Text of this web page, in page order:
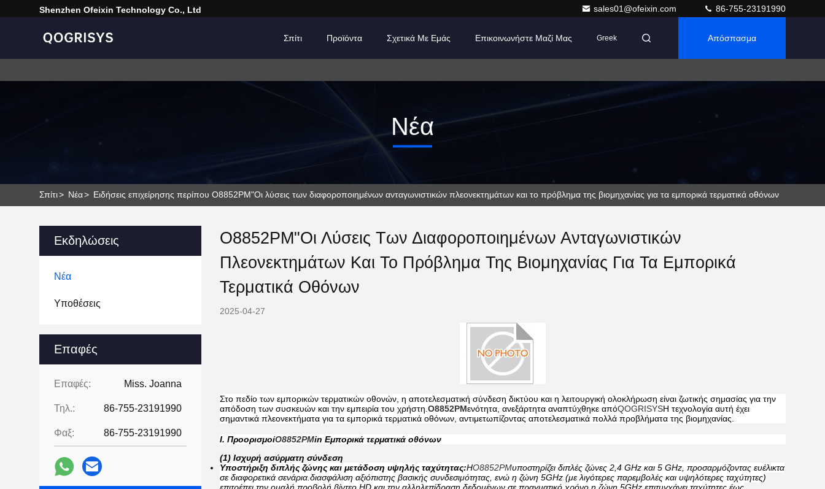
Shenzhen Ofeixin Technology Co., Ltd sales01@ofeixin.com 86-755-23191990
Σπίτι Προϊόντα Σχετικά Με Εμάς Επικοινωνήστε Μαζί Μας Greek Απόσπασμα
Νέα
Σπίτι> Νέα> Ειδήσεις επιχείρησης περίπου Ο8852PM"Οι λύσεις των διαφοροποιημένων ανταγωνιστικών πλεονεκτημάτων και το πρόβλημα της βιομηχανίας για τα εμπορικά τερματικά οθόνων
Εκδηλώσεις
Νέα
Υποθέσεις
Επαφές
Επαφές: Miss. Joanna
Τηλ.: 86-755-23191990
Φαξ: 86-755-23191990
Ο8852PM"Οι Λύσεις Των Διαφοροποιημένων Ανταγωνιστικών
Πλεονεκτημάτων Και Το Πρόβλημα Της Βιομηχανίας Για Τα Εμπορικά
Τερματικά Οθόνων
2025-04-27
Στο πεδίο των εμπορικών τερματικών οθονών, η αποτελεσματική σύνδεση δικτύου και η λειτουργική ολοκλήρωση είναι ζωτικής σημασίας για την
απόδοση των συσκευών και την εμπειρία του χρήστη. Ο8852PMενότητα, ανεξάρτητα αναπτύχθηκε απόQOGRISYSΗ τεχνολογία αυτή έχει
σημαντικά πλεονεκτήματα για τα εμπορικά τερματικά οθόνων, αντιμετωπίζοντας αποτελεσματικά πολλά προβλήματα της βιομηχανίας.
Ι. ΠροορισμοίΟ8852PMin Εμπορικά τερματικά οθόνων
(1) Ισχυρή ασύρματη σύνδεση
Υποστήριξη διπλής ζώνης και μετάδοση υψηλής ταχύτητας:ΗΟ8852PMυποστηρίζει διπλές ζώνες 2,4 GHz και 5 GHz, προσαρμόζοντας ευέλικτα
σε διαφορετικά σενάρια.διασφάλιση αξιόπιστης βασικής συνδεσιμότητας, ενώ η ζώνη 5GHz (με λιγότερες παρεμβολές και υψηλότερες ταχύτητες)